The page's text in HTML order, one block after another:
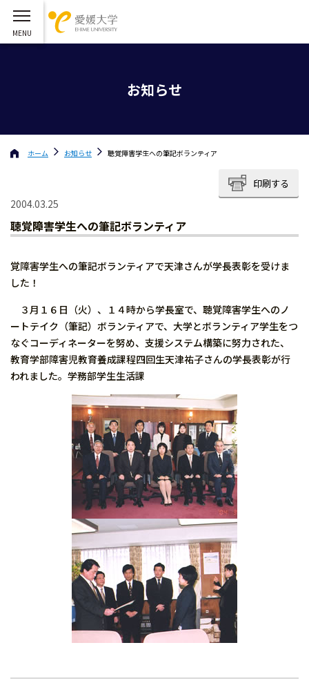
お知らせ
ホーム お知らせ 聴覚障害学生への筆記ボランティア
印刷する
2004.03.25
聴覚障害学生への筆記ボランティア
覚障害学生への筆記ボランティアで天津さんが学長表彰を受けま
した！
３月１６日（火）、１４時から学長室で、聴覚障害学生へのノ
ートテイク（筆記）ボランティアで、大学とボランティア学生をつ
なぐコーディネーターを努め、支援システム構築に努力された、
教育学部障害児教育養成課程四回生天津祐子さんの学長表彰が行
われました。学務部学生生活課